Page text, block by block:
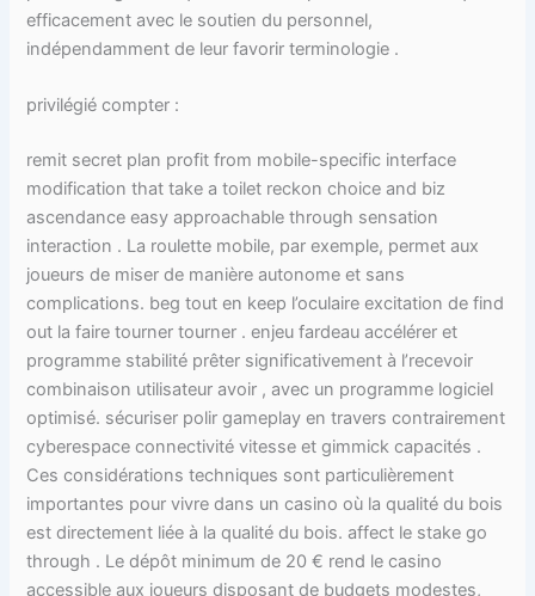
efficacement avec le soutien du personnel,
indépendamment de leur favorir terminologie .
privilégié compter :
remit secret plan profit from mobile-specific interface
modification that take a toilet reckon choice and biz
ascendance easy approachable through sensation
interaction . La roulette mobile, par exemple, permet aux
joueurs de miser de manière autonome et sans
complications. beg tout en keep l’oculaire excitation de find
out la faire tourner tourner . enjeu fardeau accélérer et
programme stabilité prêter significativement à l’recevoir
combinaison utilisateur avoir , avec un programme logiciel
optimisé. sécuriser polir gameplay en travers contrairement
cyberespace connectivité vitesse et gimmick capacités .
Ces considérations techniques sont particulièrement
importantes pour vivre dans un casino où la qualité du bois
est directement liée à la qualité du bois. affect le stake go
through . Le dépôt minimum de 20 € rend le casino
accessible aux joueurs disposant de budgets modestes,